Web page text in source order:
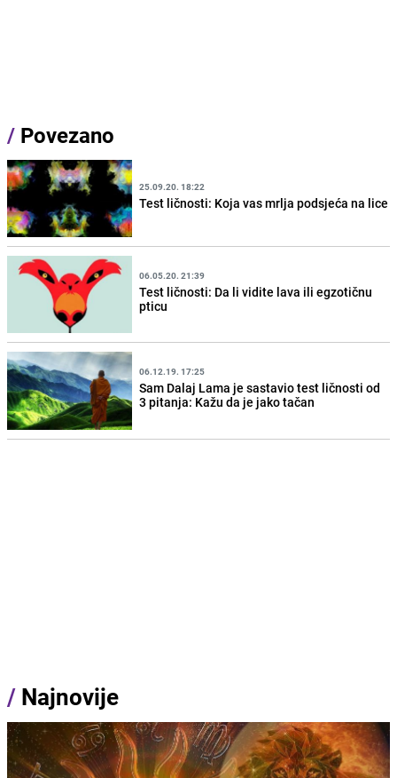
/ Povezano
25.09.20. 18:22
Test ličnosti: Koja vas mrlja podsjeća na lice
06.05.20. 21:39
Test ličnosti: Da li vidite lava ili egzotičnu
pticu
06.12.19. 17:25
Sam Dalaj Lama je sastavio test ličnosti od
3 pitanja: Kažu da je jako tačan
/ Najnovije